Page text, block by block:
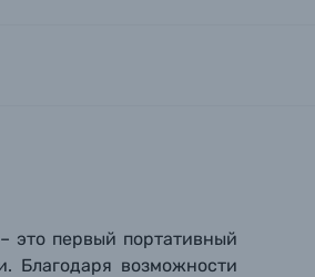
это первый портативный
Благодаря возможности